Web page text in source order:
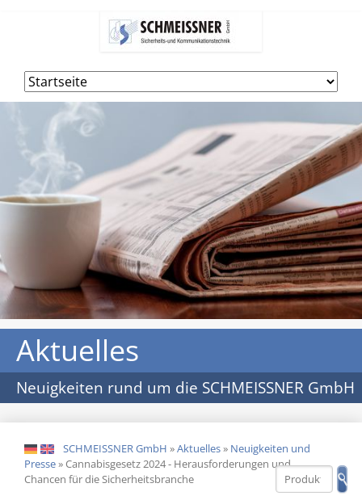
Navigation
überspringen
Aktuelles
Neuigkeiten rund um die SCHMEISSNER GmbH
DE EN SCHMEISSNER GmbH »Aktuelles» Neuigkeiten und
Presse»Cannabisgesetz 2024 - Herausforderungen und
Chancen für die Sicherheitsbranche